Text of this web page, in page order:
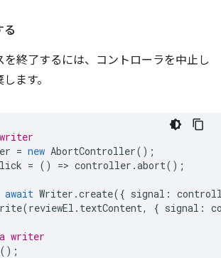
る
を終了するには、コントローラを中止し
ます。
= new AbortController();
= () => controller .abort();
await Writer .create({ signal :
(reviewEl . textContent, { signal :
writer
();